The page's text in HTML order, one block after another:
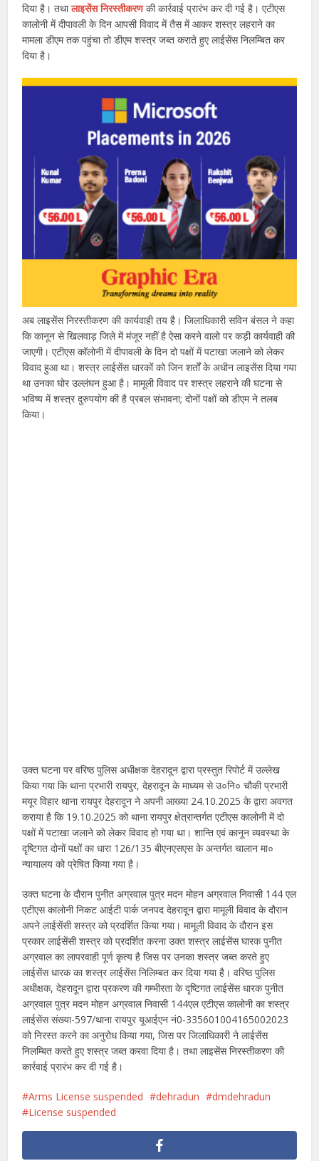
दिया है। तथालाइसेंस निरस्तीकरणकी कार्रवाई प्रारंभ कर दी गई है। एटीएस
कालोनी में दीपावली के दिन आपसी विवाद में तैस में आकर शस्त्र लहराने का
मामला डीएम तक पहुंचा तो डीएम शस्त्र जब्त कराते हुए लाईसेंस निलम्बित कर
दिया है।
अब लाइसेंस निरस्तीकरण की कार्यवाही तय है। जिलाधिकारी सविन बंसल ने कहा
कि कानून से खिलवाड़ जिले में मंजूर नहीं है ऐसा करने वालो पर कड़ी कार्यवाही की
जाएगी। एटीएस कॉलोनी में दीपावली के दिन दो पक्षों में पटाखा जलाने को लेकर
विवाद हुआ था। शस्त्र लाईसेंस धारकों को जिन शर्तों के अधीन लाइसेंस दिया गया
था उनका घोर उल्लंघन हुआ है। मामूली विवाद पर शस्त्र लहराने की घटना से
भविष्य में शस्त्र दुरुपयोग की है प्रबल संभावना; दोनों पक्षों को डीएम ने तलब
किया।
उक्त घटना पर वरिष्ठ पुलिस अधीक्षक देहरादून द्वारा प्रस्तुत रिपोर्ट में उल्लेख
किया गया कि थाना प्रभारी रायपुर, देहरादून के माध्यम से उ०नि० चौकी प्रभारी
मयूर विहार थाना रायपुर देहरादून ने अपनी आख्या 24.10.2025 के द्वारा अवगत
कराया है कि 19.10.2025 को थाना रायपुर क्षेत्रान्तर्गत एटीएस कालोनी में दो
पक्षों में पटाखा जलाने को लेकर विवाद हो गया था। शान्ति एवं कानून व्यवस्था के
दृष्टिगत दोनों पक्षों का धारा 126/135 बीएनएसएस के अन्तर्गत चालान मा०
न्यायालय को प्रेषित किया गया है।
उक्त घटना के दौरान पुनीत अग्रवाल पुत्र मदन मोहन अग्रवाल निवासी 144 एल
एटीएस कालोनी निकट आईटी पार्क जनपद देहरादून द्वारा मामूली विवाद के दौरान
अपने लाईसेंसी शस्त्र को प्रदर्शित किया गया। मामूली विवाद के दौरान इस
प्रकार लाईसेंसी शस्त्र को प्रदर्शित करना उक्त शस्त्र लाईसेंस घारक पुनीत
अग्रवाल का लापरवाही पूर्ण कृत्य है जिस पर उनका शस्त्र जब्त करते हुए
लाईसेंस धारक का शस्त्र लाईसेंस निलिम्बत कर दिया गया है। वरिष्ठ पुलिस
अधीक्षक, देहरादून द्वारा प्रकरण की गम्भीरता के दृष्टिगत लाईसेंस धारक पुनीत
अग्रवाल पुत्र मदन मोहन अग्रवाल निवासी 144एल एटीएस कालोनी का शस्त्र
लाईसेंस संख्या-597/थाना रायपुर यूआईएन नं0-335601004165002023
को निरस्त करने का अनुरोध किया गया, जिस पर जिलाधिकारी ने लाईसेंस
निलम्बित करते हुए शस्त्र जब्त करवा दिया है। तथा लाइसेंस निरस्तीकरण की
कार्रवाई प्रारंभ कर दी गई है।
Arms License suspended dehradun
dmdehradun
License suspended